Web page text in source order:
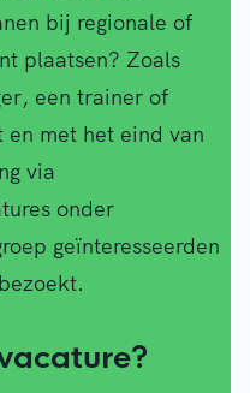
bij regionale of
plaatsen? Zoals
een trainer of
met het eind van
via
onder
geïnteresseerden